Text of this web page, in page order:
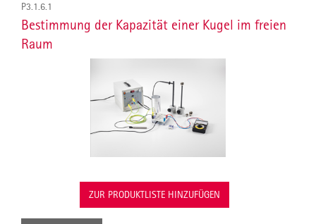
P3.1.6.1
Bestimmung der Kapazität einer Kugel im freien
Raum
ZUR PRODUKTLISTE HINZUFÜGEN